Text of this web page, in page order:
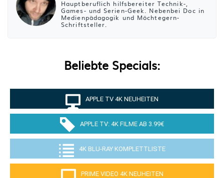
Hauptberuflich hilfsbereiter Technik-,
Games- und Serien-Geek. Nebenbei Doc in
Medienpädagogik und Möchtegern-
Schriftsteller.
Beliebte Specials:
APPLE TV 4K NEUHEITEN
APPLE TV: 4K FILME AB 3.99€
4K BLU-RAY KOMPLETTLISTE
PRIME VIDEO 4K NEUHEITEN